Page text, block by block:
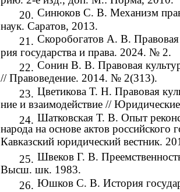
20. Синюков С. В. Механизм
наук. Саратов, 2013.
21. Скоробогатов А. В. Правовая
рия государства и права. 2024. № 2.
22. Сонин В. В. Правовая
// Правоведение. 2014. № 2(313).
23. Цветикова Т. Н. Правовая
ние и взаимодействие //
24. Шатковская Т. В. Опыт
народа на основе актов российского
Кавказский юридический вестник.
25. Швеков Г. В.
Высш. шк. 1983.
26. Юшков С. В. История